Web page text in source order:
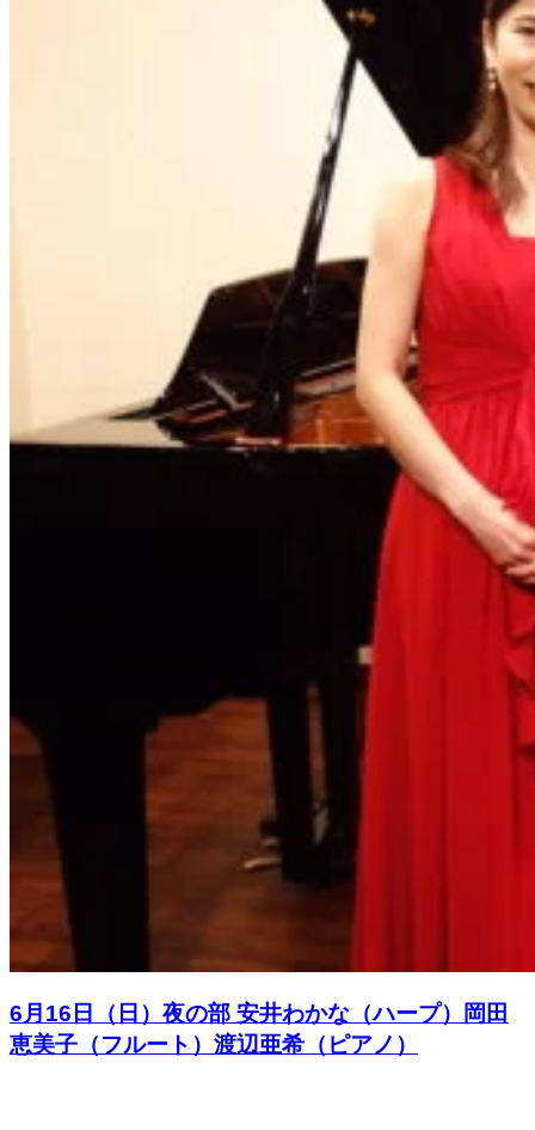
6月16日（日）夜の部 安井わかな（ハープ）岡田
恵美子（フルート）渡辺亜希（ピアノ）